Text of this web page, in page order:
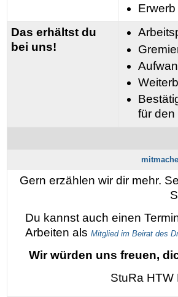
Das erhältst du
bei uns!
für
Gern erzählen wir dir mehr.
Du kannst auch einen
Arbeiten alsMitglied im Beirat des
Wir würden uns freuen,
StuRa HTW